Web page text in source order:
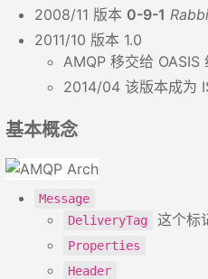
2008/11 版本 0-9-1
2011/10 版本 1.0
AMQP 移交给 OASIS
2014/04 该版本成为
基本概念
Message
DeliveryTag
这个标
Properties
Header